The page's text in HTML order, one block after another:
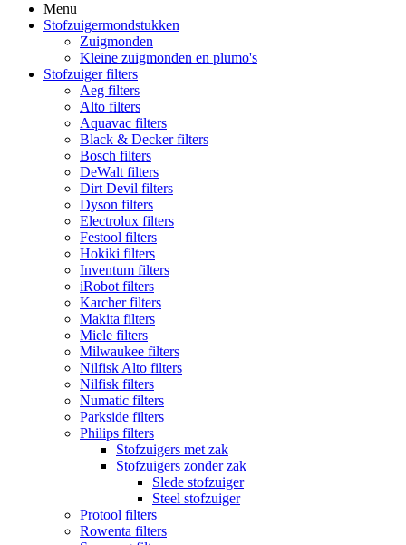
Menu
Stofzuigermondstukken
Zuigmonden
Kleine zuigmonden en plumo's
Stofzuiger filters
Aeg filters
Alto filters​
Aquavac filters
Black & Decker filters
Bosch filters
DeWalt filters
Dirt Devil filters
Dyson filters
Electrolux filters
Festool filters
Hokiki filters
Inventum filters
iRobot filters
Karcher filters
Makita filters
Miele filters
Milwaukee filters
Nilfisk Alto filters
Nilfisk filters
Numatic filters
Parkside filters
Philips filters
Stofzuigers met zak
Stofzuigers zonder zak
Slede stofzuiger
Steel stofzuiger
Protool filters
Rowenta filters